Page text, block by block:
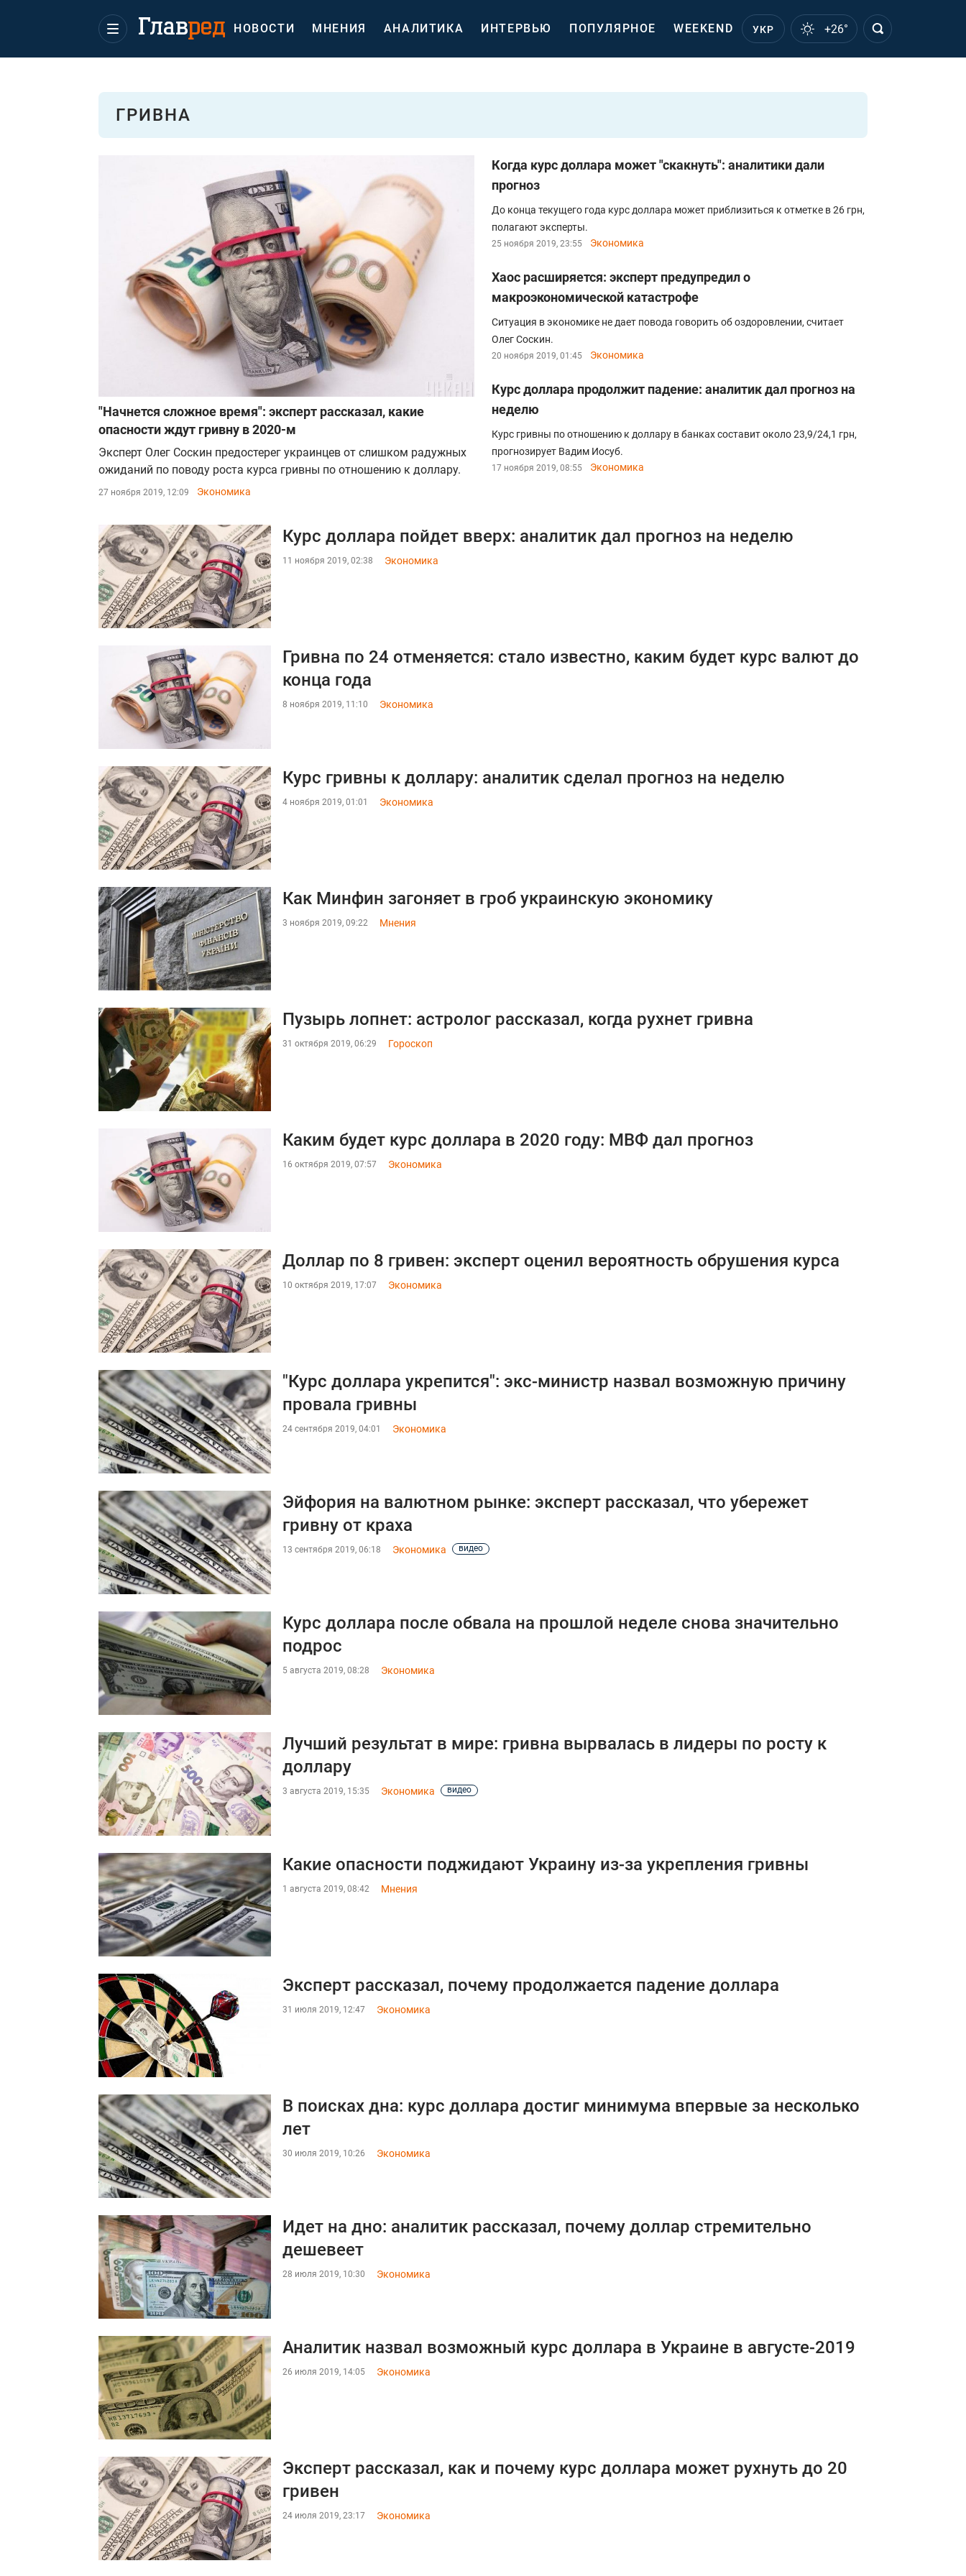
НОВОСТИ МНЕНИЯ АНАЛИТИКА ИНТЕРВЬЮ ПОПУЛЯРНОЕ WEEKEND УКР +26°
ГРИВНА
"Начнется сложное время": эксперт рассказал, какие
опасности ждут гривну в 2020-м
Эксперт Олег Соскин предостерег украинцев от слишком радужных
ожиданий по поводу роста курса гривны по отношению к доллару.
27 ноября 2019, 12:09 Экономика
Когда курс доллара может "скакнуть": аналитики дали
прогноз
До конца текущего года курс доллара может приблизиться к отметке в 26 грн,
полагают эксперты.
25 ноября 2019, 23:55 Экономика
Хаос расширяется: эксперт предупредил о
макроэкономической катастрофе
Ситуация в экономике не дает повода говорить об оздоровлении, считает
Олег Соскин.
20 ноября 2019, 01:45 Экономика
Курс доллара продолжит падение: аналитик дал прогноз на
неделю
Курс гривны по отношению к доллару в банках составит около 23,9/24,1 грн,
прогнозирует Вадим Иосуб.
17 ноября 2019, 08:55 Экономика
Курс доллара пойдет вверх: аналитик дал прогноз на неделю
11 ноября 2019, 02:38 Экономика
Гривна по 24 отменяется: стало известно, каким будет курс валют до
конца года
8 ноября 2019, 11:10 Экономика
Курс гривны к доллару: аналитик сделал прогноз на неделю
4 ноября 2019, 01:01 Экономика
Как Минфин загоняет в гроб украинскую экономику
3 ноября 2019, 09:22 Мнения
Пузырь лопнет: астролог рассказал, когда рухнет гривна
31 октября 2019, 06:29 Гороскоп
Каким будет курс доллара в 2020 году: МВФ дал прогноз
16 октября 2019, 07:57 Экономика
Доллар по 8 гривен: эксперт оценил вероятность обрушения курса
10 октября 2019, 17:07 Экономика
"Курс доллара укрепится": экс-министр назвал возможную причину
провала гривны
24 сентября 2019, 04:01 Экономика
Эйфория на валютном рынке: эксперт рассказал, что убережет
гривну от краха
13 сентября 2019, 06:18 Экономика видео
Курс доллара после обвала на прошлой неделе снова значительно
подрос
5 августа 2019, 08:28 Экономика
Лучший результат в мире: гривна вырвалась в лидеры по росту к
доллару
3 августа 2019, 15:35 Экономика видео
Какие опасности поджидают Украину из-за укрепления гривны
1 августа 2019, 08:42 Мнения
Эксперт рассказал, почему продолжается падение доллара
31 июля 2019, 12:47 Экономика
В поисках дна: курс доллара достиг минимума впервые за несколько
лет
30 июля 2019, 10:26 Экономика
Идет на дно: аналитик рассказал, почему доллар стремительно
дешевеет
28 июля 2019, 10:30 Экономика
Аналитик назвал возможный курс доллара в Украине в августе-2019
26 июля 2019, 14:05 Экономика
Эксперт рассказал, как и почему курс доллара может рухнуть до 20
гривен
24 июля 2019, 23:17 Экономика